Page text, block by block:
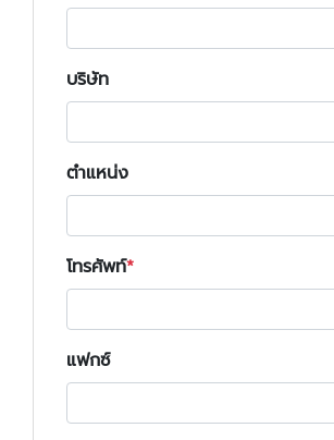
บริษัท
ตำแหน่ง
โทรศัพท์
แฟกซ์